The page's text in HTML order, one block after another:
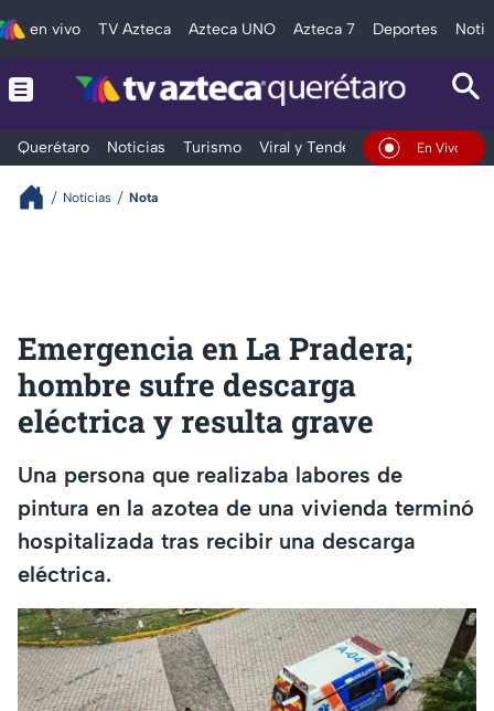
en vivo TV Azteca Azteca UNO Azteca 7 Deportes
Querétaro Noticias Turismo Viral y Tendencia Clima
En Vivo
Noticias Nota
Emergencia en La Pradera;
hombre sufre descarga
eléctrica y resulta grave
Una persona que realizaba labores de
pintura en la azotea de una vivienda terminó
hospitalizada tras recibir una descarga
eléctrica.